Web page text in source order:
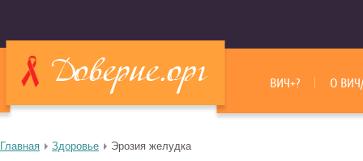
ВИЧ+? О
Главная Здоровье Эрозия желудка